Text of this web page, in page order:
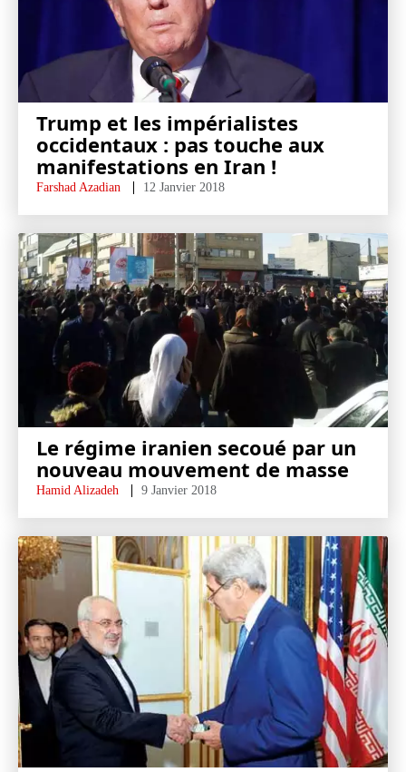
Trump et les impérialistes
occidentaux : pas touche aux
manifestations en Iran !
Farshad Azadian 12 Janvier 2018
Le régime iranien secoué par un
nouveau mouvement de masse
Hamid Alizadeh 9 Janvier 2018